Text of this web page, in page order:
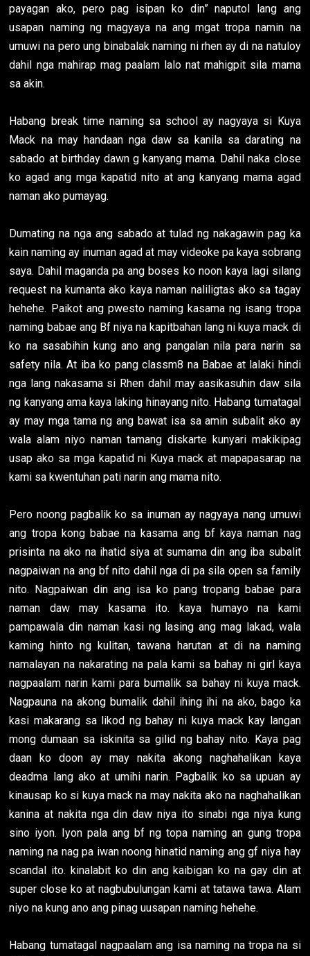
payagan ako, pero pag isipan ko din” naputol lang ang
usapan naming ng magyaya na ang mgat tropa namin na
umuwi na pero ung binabalak naming ni rhen ay di na natuloy
dahil nga mahirap mag paalam lalo nat mahigpit sila mama
sa akin.
Habang break time naming sa school ay nagyaya si Kuya
Mack na may handaan nga daw sa kanila sa darating na
sabado at birthday dawn g kanyang mama. Dahil naka close
ko agad ang mga kapatid nito at ang kanyang mama agad
naman ako pumayag.
Dumating na nga ang sabado at tulad ng nakagawin pag ka
kain naming ay inuman agad at may videoke pa kaya sobrang
saya. Dahil maganda pa ang boses ko noon kaya lagi silang
request na kumanta ako kaya naman naliligtas ako sa tagay
hehehe. Paikot ang pwesto naming kasama ng isang tropa
naming babae ang Bf niya na kapitbahan lang ni kuya mack di
ko na sasabihin kung ano ang pangalan nila para narin sa
safety nila. At iba ko pang classm8 na Babae at lalaki hindi
nga lang nakasama si Rhen dahil may aasikasuhin daw sila
ng kanyang ama kaya laking hinayang nito. Habang tumatagal
ay may mga tama ng ang bawat isa sa amin subalit ako ay
wala alam niyo naman tamang diskarte kunyari makikipag
usap ako sa mga kapatid ni Kuya mack at mapapasarap na
kami sa kwentuhan pati narin ang mama nito.
Pero noong pagbalik ko sa inuman ay nagyaya nang umuwi
ang tropa kong babae na kasama ang bf kaya naman nag
prisinta na ako na ihatid siya at sumama din ang iba subalit
nagpaiwan na ang bf nito dahil nga di pa sila open sa family
nito. Nagpaiwan din ang isa ko pang tropang babae para
naman daw may kasama ito. kaya humayo na kami
pampawala din naman kasi ng lasing ang mag lakad, wala
kaming hinto ng kulitan, tawana harutan at di na naming
namalayan na nakarating na pala kami sa bahay ni girl kaya
nagpaalam narin kami para bumalik sa bahay ni kuya mack.
Nagpauna na akong bumalik dahil ihing ihi na ako, bago ka
kasi makarang sa likod ng bahay ni kuya mack kay langan
mong dumaan sa iskinita sa gilid ng bahay nito. Kaya pag
daan ko doon ay may nakita akong naghahalikan kaya
deadma lang ako at umihi narin. Pagbalik ko sa upuan ay
kinausap ko si kuya mack na may nakita ako na naghahalikan
kanina at nakita nga din daw niya ito sinabi nga niya kung
sino iyon. Iyon pala ang bf ng topa naming an gung tropa
naming na nag pa iwan noong hinatid naming ang gf niya hay
scandal ito. kinalabit ko din ang kaibigan ko na gay din at
super close ko at nagbubulungan kami at tatawa tawa. Alam
niyo na kung ano ang pinag uusapan naming hehehe.
Habang tumatagal nagpaalam ang isa naming na tropa na si